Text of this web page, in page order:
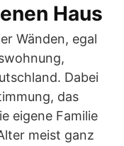
Haus
Wänden, egal
Dabei
das
eigene Familie
meist ganz